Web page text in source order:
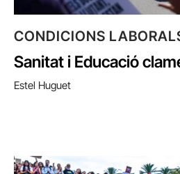
CONDICIONS
Sanitat i Educació
Estel Huguet